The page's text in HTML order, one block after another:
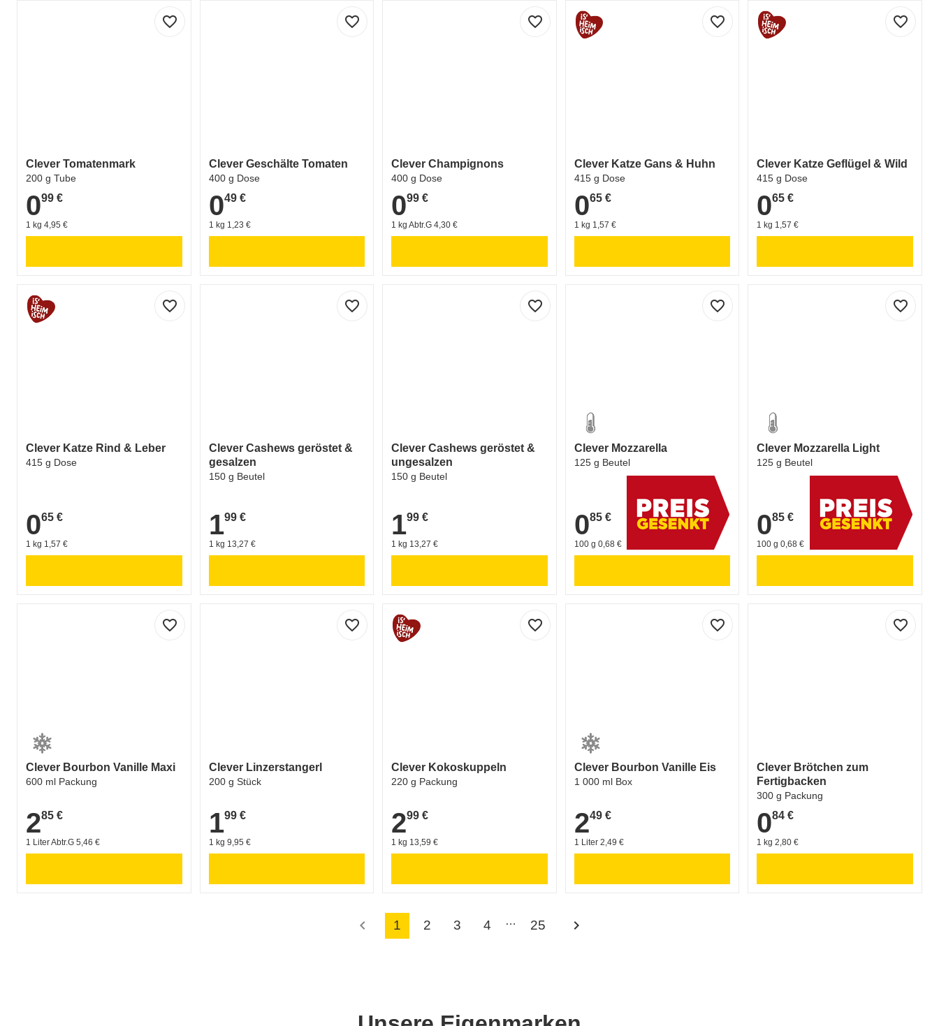
favorite_border
Clever Tomatenmark
200 g Tube
0,99 €
099 €
1 kg 4,95 €
favorite_border
Clever Geschälte Tomaten
400 g Dose
0,49 €
049 €
1 kg 1,23 €
favorite_border
Clever Champignons
400 g Dose
0,99 €
099 €
1 kg Abtr.G 4,30 €
favorite_border
Clever Katze Gans & Huhn
415 g Dose
0,65 €
065 €
1 kg 1,57 €
favorite_border
Clever Katze Geflügel & Wild
415 g Dose
0,65 €
065 €
1 kg 1,57 €
favorite_border
Clever Katze Rind & Leber
415 g Dose
0,65 €
065 €
1 kg 1,57 €
favorite_border
Clever Cashews geröstet &
gesalzen
150 g Beutel
1,99 €
199 €
1 kg 13,27 €
favorite_border
Clever Cashews geröstet &
ungesalzen
150 g Beutel
1,99 €
199 €
1 kg 13,27 €
favorite_border
Clever Mozzarella
125 g Beutel
0,85 €
085 €
100 g 0,68 €
favorite_border
Clever Mozzarella Light
125 g Beutel
0,85 €
085 €
100 g 0,68 €
favorite_border
Clever Bourbon Vanille Maxi
600 ml Packung
2,85 €
285 €
1 Liter Abtr.G 5,46 €
favorite_border
Clever Linzerstangerl
200 g Stück
1,99 €
199 €
1 kg 9,95 €
favorite_border
Clever Kokoskuppeln
220 g Packung
2,99 €
299 €
1 kg 13,59 €
favorite_border
Clever Bourbon Vanille Eis
1 000 ml Box
2,49 €
249 €
1 Liter 2,49 €
favorite_border
Clever Brötchen zum
Fertigbacken
300 g Packung
0,84 €
084 €
1 kg 2,80 €
chevron_left 1 2 3 4 … 25 chevron_right